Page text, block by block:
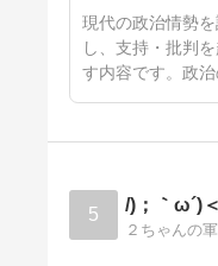
現代の政治情勢
し、支持・批判
す内容です。政
5 /)；｀ω´)
２ちゃんの